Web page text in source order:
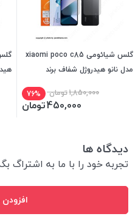
گلس شیائومی xiaomi poco c85
مدل نانو هیدروژل شفاف برند
1,850,000تومان 76%
450,000تومان
دیدگاه ها
تجربه خود را با ما به اشتراگ